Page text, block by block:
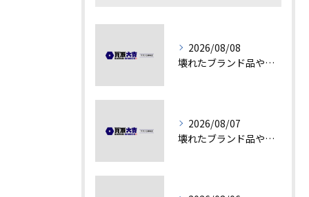
2026/08/08
壊れたブランド品や汚れアクセサリーの買取価値解説
2026/08/07
壊れたブランド品や古物の価値を見極める秘訣